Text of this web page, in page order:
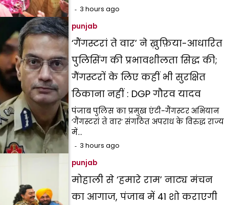
3 hours ago
punjab
‘गैंगस्टरां ते वार’ ने ख़ुफ़िया-आधारित
पुलिसिंग की प्रभावशीलता सिद्ध की;
गैंगस्टरों के लिए कहीं भी सुरक्षित
ठिकाना नहीं : DGP गौरव यादव
पंजाब पुलिस का प्रमुख एंटी-गैंगस्टर अभियान
‘गैंगस्टरां ते वार’ संगठित अपराध के विरुद्ध राज्य
में…
3 hours ago
punjab
मोहाली से ‘हमारे राम’ नाट्य मंचन
का आगाज, पंजाब में 41 शो कराएगी